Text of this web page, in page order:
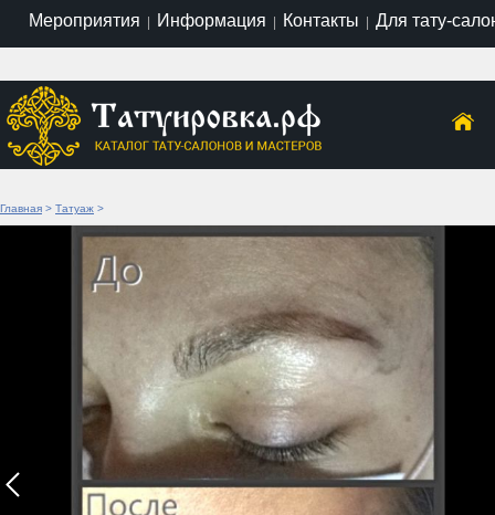
Мероприятия | Информация | Контакты | Для тату-
Главная > Татуаж >